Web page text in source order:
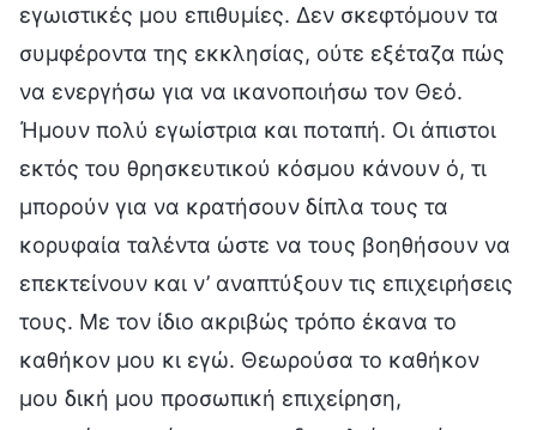
εγωιστικές μου επιθυμίες. Δεν σκεφτόμουν τα
συμφέροντα της εκκλησίας, ούτε εξέταζα πώς
να ενεργήσω για να ικανοποιήσω τον Θεό.
Ήμουν πολύ εγωίστρια και ποταπή. Οι άπιστοι
εκτός του θρησκευτικού κόσμου κάνουν ό, τι
μπορούν για να κρατήσουν δίπλα τους τα
κορυφαία ταλέντα ώστε να τους βοηθήσουν να
επεκτείνουν και ν’ αναπτύξουν τις επιχειρήσεις
τους. Με τον ίδιο ακριβώς τρόπο έκανα το
καθήκον μου κι εγώ. Θεωρούσα το καθήκον
μου δική μου προσωπική επιχείρηση,